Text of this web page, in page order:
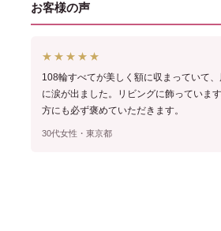
お客様の声
★★★★★
108輪すべてが美しく額に収まっていて
に涙が出ました。リビングに飾っていま
方にも必ず褒めていただきます。
30代女性・東京都